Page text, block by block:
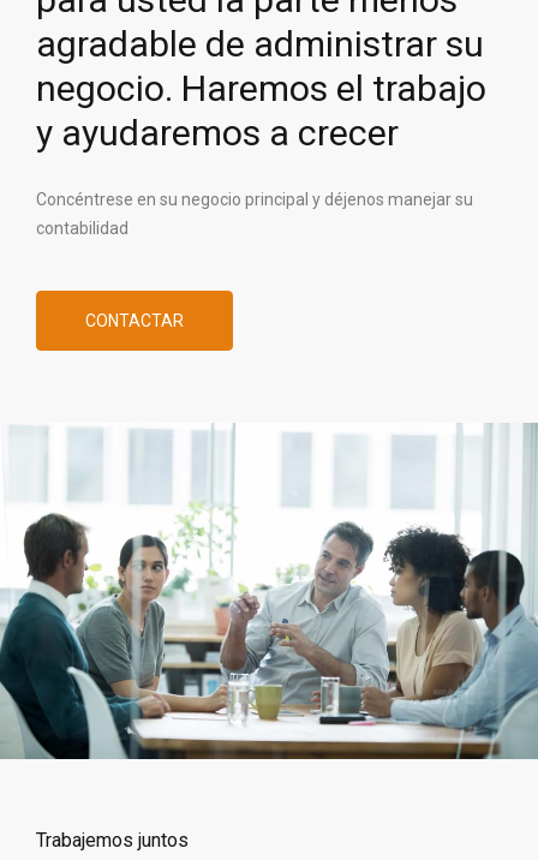
agradable de administrar su
negocio. Haremos el trabajo
y ayudaremos a crecer
Concéntrese en su negocio principal y déjenos manejar su
contabilidad
CONTACTAR
Trabajemos juntos